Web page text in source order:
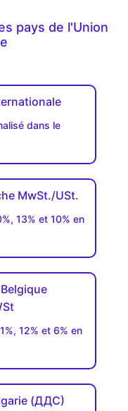
pays de l'Union
dans le
MwSt./USt.
13% et 10% en
12% et 6% en
(ДДC)